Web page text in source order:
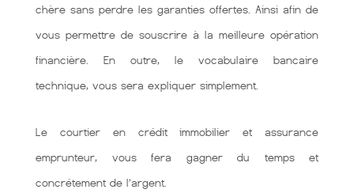
chère sans perdre les garanties offertes. Ainsi afin de
vous permettre de souscrire à la meilleure opération
financière. En outre, le vocabulaire bancaire
technique, vous sera expliquer simplement.
Le courtier en crédit immobilier et assurance
emprunteur, vous fera gagner du temps et
concrétement de l’argent.